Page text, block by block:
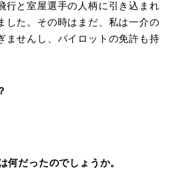
行と室屋選手の人柄に引き込まれ
した。その時はまだ、私は一介の
ませんし、パイロットの免許も持
だったのでしょうか。